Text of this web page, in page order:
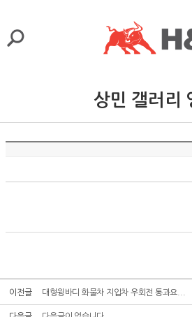
상민 갤러리
이전글 대형윙바디 화물차 지입차 우회전 통과요...